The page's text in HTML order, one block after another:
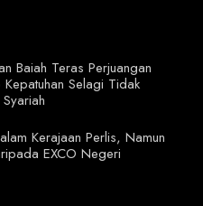
Baiah Teras Perjuangan
Selagi Tidak
Kerajaan Perlis, Namun
EXCO Negeri